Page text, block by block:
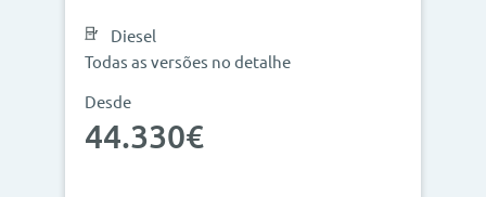
Diesel
Todas as versões no detalhe
Desde
44.330€